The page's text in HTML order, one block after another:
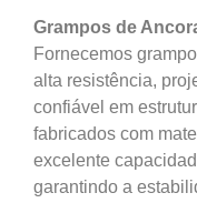
Grampos de
Fornecemos
alta resistência,
confiável em
fabricados com
excelente
garantindo a